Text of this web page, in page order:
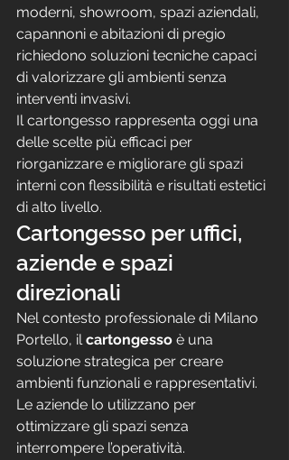
moderni, showroom, spazi aziendali,
capannoni e abitazioni di pregio
richiedono soluzioni tecniche capaci
di valorizzare gli ambienti senza
interventi invasivi.
Il cartongesso rappresenta oggi una
delle scelte più efficaci per
riorganizzare e migliorare gli spazi
interni con flessibilità e risultati estetici
di alto livello.
Cartongesso per uffici,
aziende e spazi
direzionali
Nel contesto professionale di Milano
Portello, il cartongesso è una
soluzione strategica per creare
ambienti funzionali e rappresentativi.
Le aziende lo utilizzano per
ottimizzare gli spazi senza
interrompere l’operatività.